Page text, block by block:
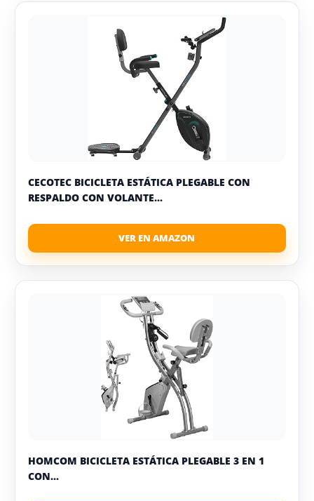
CECOTEC BICICLETA ESTÁTICA PLEGABLE CON
RESPALDO CON VOLANTE...
HOMCOM BICICLETA ESTÁTICA PLEGABLE 3 EN 1
CON...